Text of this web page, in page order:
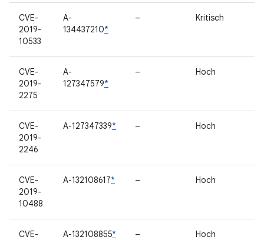
CVE-
2019-
10533
A-
134437210*
– Kritisch
CVE-
2019-
2275
A-
127347579*
– Hoch
CVE-
2019-
2246
A-127347339* – Hoch
CVE-
2019-
10488
A-132108617* – Hoch
CVE-
A-132108855* – Hoch